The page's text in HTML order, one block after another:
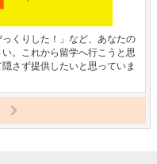
っくりした！」など、あなたの
。これから留学へ行こうと思
さず提供したいと思っていま